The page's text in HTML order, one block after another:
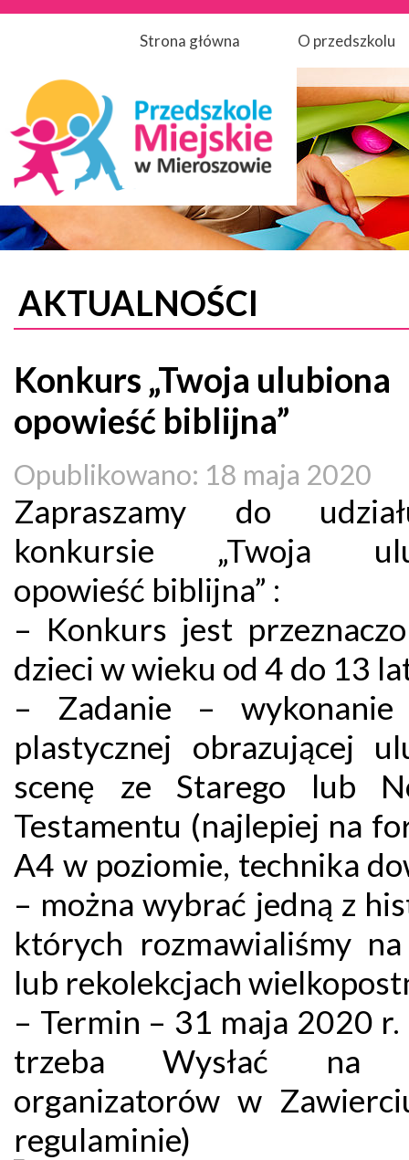
Strona główna O przedszkolu
AKTUALNOŚCI
Konkurs „Twoja ulubiona
opowieść biblijna”
Opublikowano: 18 maja 2020
Zapraszamy do
konkursie „Twoja
opowieść biblijna” :
– Konkurs jest
dzieci w wieku od 4 do 13
– Zadanie – wykonanie
plastycznej obrazującej
scenę ze Starego lub
Testamentu (najlepiej na
A4 w poziomie, technika
– można wybrać jedną z
których rozmawialiśmy
lub rekolekcjach
– Termin – 31 maja 2020 r.
trzeba Wysłać na
organizatorów w
regulaminie)